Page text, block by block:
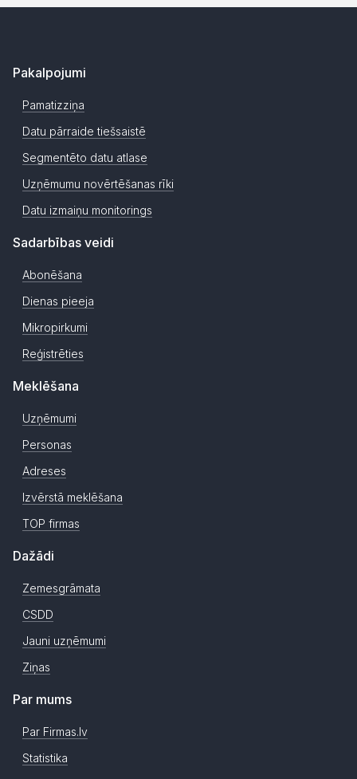
Pakalpojumi
Pamatizziņa
Datu pārraide tiešsaistē
Segmentēto datu atlase
Uzņēmumu novērtēšanas rīki
Datu izmaiņu monitorings
Sadarbības veidi
Abonēšana
Dienas pieeja
Mikropirkumi
Reģistrēties
Meklēšana
Uzņēmumi
Personas
Adreses
Izvērstā meklēšana
TOP firmas
Dažādi
Zemesgrāmata
CSDD
Jauni uzņēmumi
Ziņas
Par mums
Par Firmas.lv
Statistika